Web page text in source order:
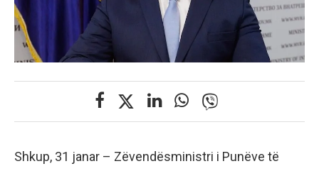
Shkup, 31 janar – Zëvendësministri i Punëve të